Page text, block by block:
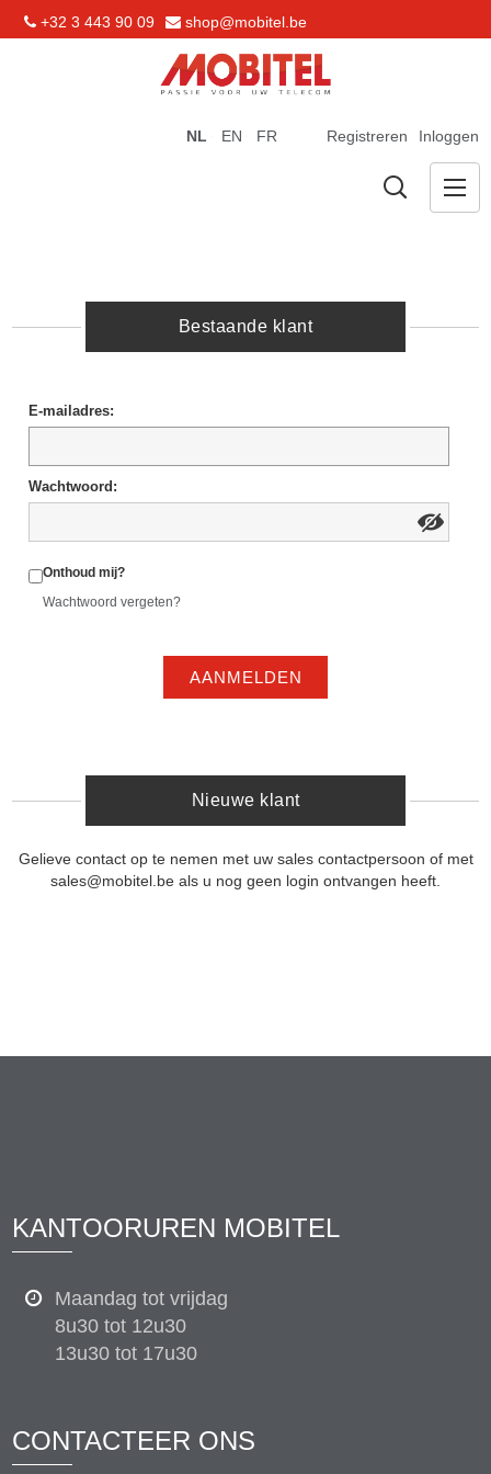
+32 3 443 90 09 shop@mobitel.be
Registreren Inloggen
NL EN FR
Bestaande klant
E-mailadres:
Wachtwoord:
Onthoud mij?
Wachtwoord vergeten?
AANMELDEN
Nieuwe klant
Gelieve contact op te nemen met uw sales contactpersoon of met
sales@mobitel.be als u nog geen login ontvangen heeft.
KANTOORUREN MOBITEL
Maandag tot vrijdag
8u30 tot 12u30
13u30 tot 17u30
CONTACTEER ONS